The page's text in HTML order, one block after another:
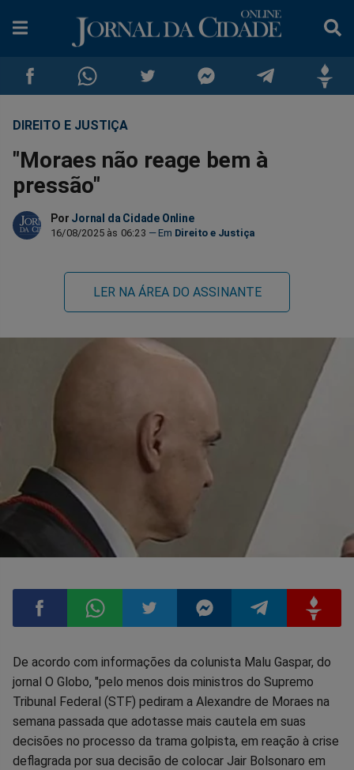
Compartilhar
no
Facebook
Compartilhar
no
Whatsapp
Compartilhar
no
Twitter
no
Messenger
no
DIREITO E JUSTIÇA
"Moraes não reage bem à
pressão"
Por Jornal da Cidade Online
16/08/2025 às 06:23 Direito e Justiça
LER NA ÁREA DO ASSINANTE
Compartilhar
no
Facebook
Compartilhar
no
Whatsapp
Compartilhar
no
Twitter
Compartilhar
no
Messenger
Compartilhar
no
Telegram
no
Gettr
De acordo com informações da colunista Malu Gaspar, do
jornal O Globo, "pelo menos dois ministros do Supremo
Tribunal Federal (STF) pediram a Alexandre de Moraes na
semana passada que adotasse mais cautela em suas
decisões no processo da trama golpista, em reação à crise
deflagrada por sua decisão de colocar Jair Bolsonaro em